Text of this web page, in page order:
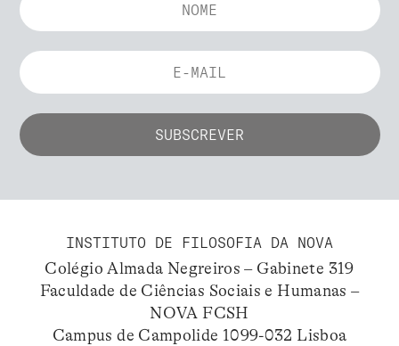
INSTITUTO DE FILOSOFIA DA NOVA
Colégio Almada Negreiros – Gabinete 319
Faculdade de Ciências Sociais e Humanas –
NOVA FCSH
Campus de Campolide 1099-032 Lisboa